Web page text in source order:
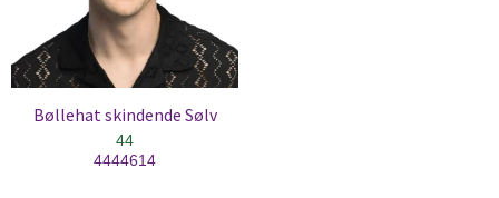
Bøllehat skindende Sølv
44
4444614